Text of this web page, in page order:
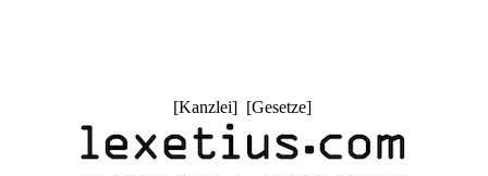
[Kanzlei] [Gesetze]